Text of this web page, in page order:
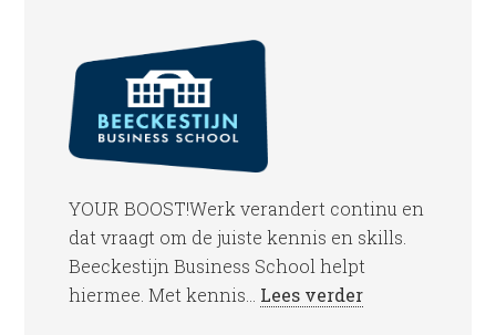
YOUR BOOST!Werk verandert continu en
dat vraagt om de juiste kennis en skills.
Beeckestijn Business School helpt
hiermee. Met kennis... Lees verder